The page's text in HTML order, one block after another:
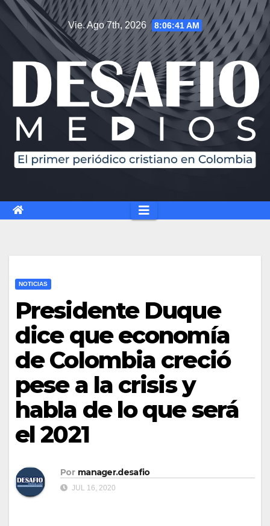
Saltar
contenido
Vie. Ago 7th, 2026 8:06:42 AM
NOTICIAS
Presidente Duque
dice que economía
de Colombia creció
pese a la crisis y
habla de lo que será
el 2021
Por manager.desafio
JUL 16, 2020